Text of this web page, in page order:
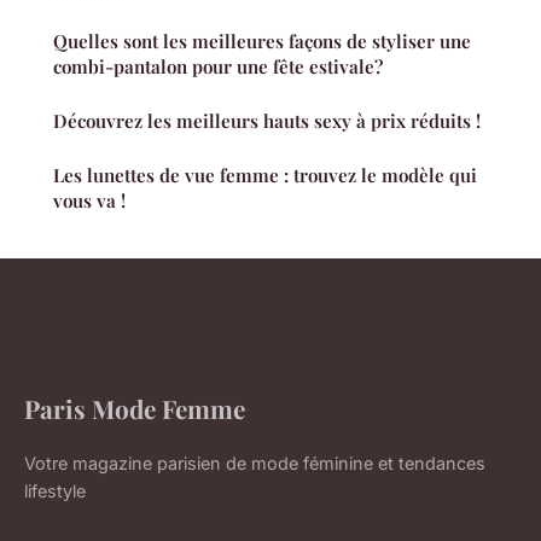
Quelles sont les meilleures façons de styliser une
combi-pantalon pour une fête estivale?
Découvrez les meilleurs hauts sexy à prix réduits !
Les lunettes de vue femme : trouvez le modèle qui
vous va !
Paris Mode Femme
Votre magazine parisien de mode féminine et tendances
lifestyle